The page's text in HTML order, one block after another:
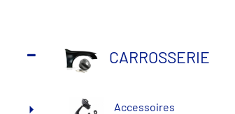
CARROSSERIE
Accessoires